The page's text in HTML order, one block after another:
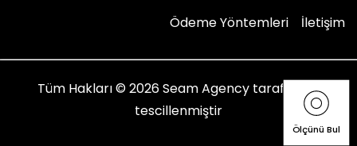
Ölçünü Bul
Ödeme Yöntemleri İletişim
Tüm Hakları © 2026Seam Agency tarafından
tescillenmiştir